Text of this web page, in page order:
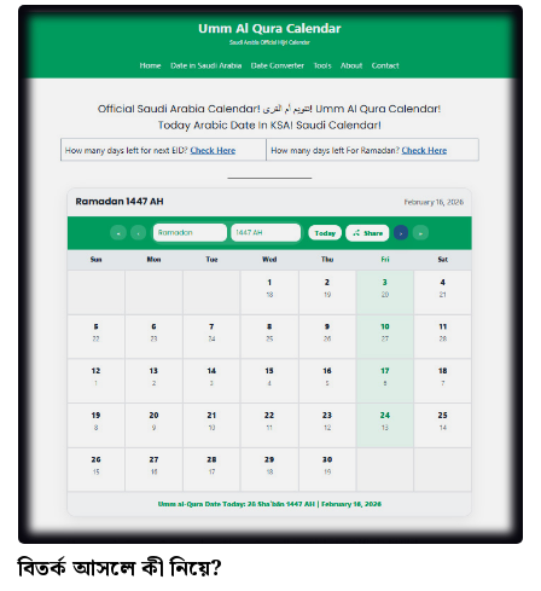
বিতর্কআসলেকী নিয়ে?